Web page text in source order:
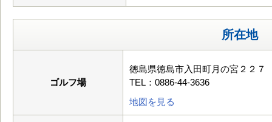
所在地
ゴルフ場
徳島県徳島市入田町月の宮２２７
TEL：0886-44-3636
地図を見る